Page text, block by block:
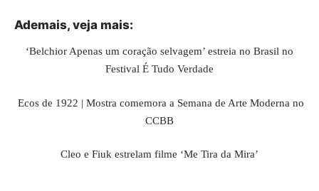
Ademais, veja mais:
‘Belchior Apenas um coração selvagem’ estreia no Brasil no
Festival É Tudo Verdade
Ecos de 1922 | Mostra comemora a Semana de Arte Moderna no
CCBB
Cleo e Fiuk estrelam filme ‘Me Tira da Mira’